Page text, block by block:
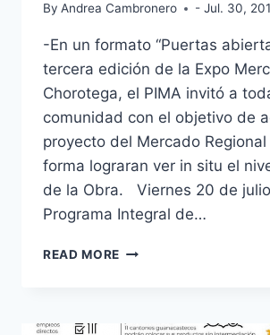
By Andrea Cambronero - Jul. 30,
-En un formato “Puertas
tercera edición de la Expo
Chorotega, el PIMA invitó a
comunidad con el objetivo de
proyecto del Mercado
forma lograran ver in situ el
de la Obra. Viernes 20 de
Programa Integral de…
READ MORE III
FORMATO